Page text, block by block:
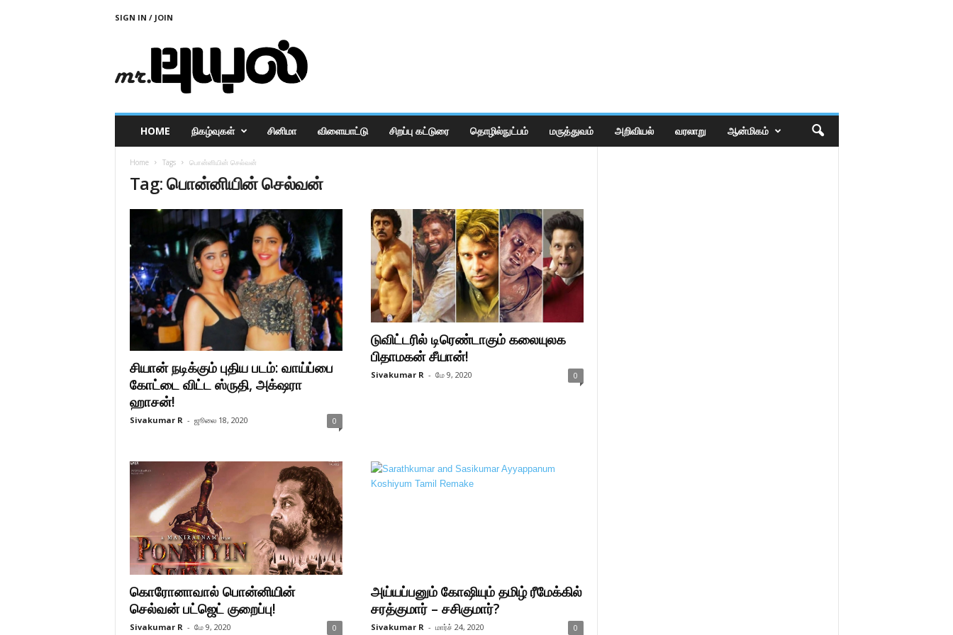
SIGN IN / JOIN
u
HOME நிகழ்வுகள் சினிமா விளையாட்டு சிறப்பு கட்டுரை தொழில்நுட்பம் மருத்துவம் அறிவியல் வரலாறு ஆன்மிகம்
Home Tags பொன்னியின் செல்வன்
Tag: பொன்னியின் செல்வன்
சியான் நடிக்கும் புதிய படம்: வாய்ப்பை
கோட்டை விட்ட ஸ்ருதி, அக்‌ஷரா
ஹாசன்!
Sivakumar R - ஜூலை 18, 2020 0
டுவிட்டரில் டிரெண்டாகும் கலையுலக
பிதாமகன் சீயான்!
Sivakumar R - மே 9, 2020 0
கொரோனாவால் பொன்னியின்
செல்வன் பட்ஜெட் குறைப்பு!
Sivakumar R - மே 9, 2020 0
அய்யப்பனும் கோஷியும் தமிழ் ரீமேக்கில்
சரத்குமார் – சசிகுமார்?
Sivakumar R - மார்ச் 24, 2020 0